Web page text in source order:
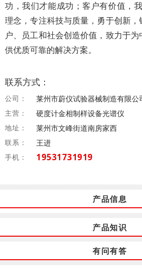
功，我们才能成功；客户有价值，
理念，专注科技与质量，勇于创新
户、员工和社会创造价值，致力于
供优质可靠的解决方案。
联系方式：
公司： 莱州市蔚仪试验器械制造有限公
主营： 硬度计金相制样设备光谱仪
地址： 莱州市文峰街道南房家西
联系： 王进
手机： 19531731919
产品信息
产品知识
有问有答